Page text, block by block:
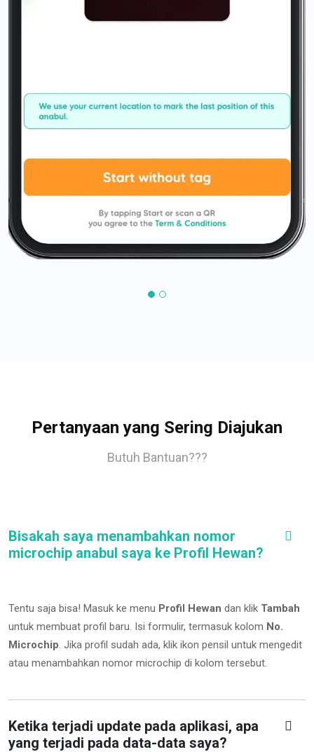
Pertanyaan yang Sering Diajukan
Butuh Bantuan???
Bisakah saya menambahkan nomor
microchip anabul saya ke Profil Hewan?
Tentu saja bisa! Masuk ke menu Profil Hewan dan klik Tambah
untuk membuat profil baru. Isi formulir, termasuk kolom No.
Microchip. Jika profil sudah ada, klik ikon pensil untuk mengedit
atau menambahkan nomor microchip di kolom tersebut.
Ketika terjadi update pada aplikasi, apa
yang terjadi pada data-data saya?